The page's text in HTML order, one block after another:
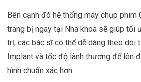
Bên cạnh đó hệ thống máy chụp phim
trang bị ngay tại Nha khoa sẽ giúp tối
trị, các bác sĩ có thể dễ dàng theo dõi
Implant và tốc độ lành thương để lên
hình chuẩn xác hơn.